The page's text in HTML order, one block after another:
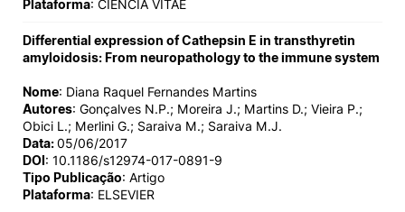
Plataforma: CIENCIA VITAE
Differential expression of Cathepsin E in transthyretin
amyloidosis: From neuropathology to the immune system
Nome: Diana Raquel Fernandes Martins
Autores: Gonçalves N.P.; Moreira J.; Martins D.; Vieira P.;
Obici L.; Merlini G.; Saraiva M.; Saraiva M.J.
Data:05/06/2017
DOI: 10.1186/s12974-017-0891-9
Tipo Publicação: Artigo
Plataforma: ELSEVIER